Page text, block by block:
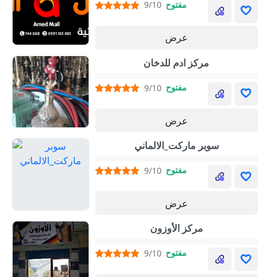
9/10 مفتوح
عرض
مركز ادم للدخان
9/10 مفتوح
عرض
سوبر ماركت_الالماني
9/10 مفتوح
عرض
مركز الأوزون
9/10 مفتوح